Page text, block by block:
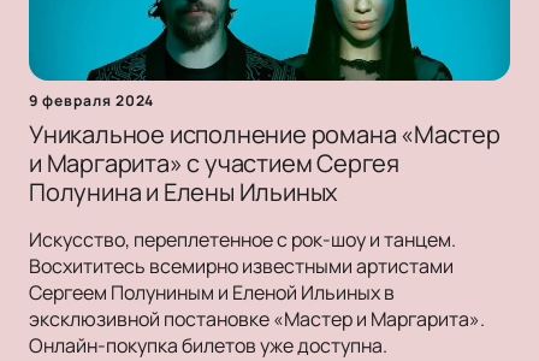
9 февраля 2024
Уникальное исполнение романа «Мастер
и Маргарита» с участием Сергея
Полунина и Елены Ильиных
Искусство, переплетенное с рок-шоу и танцем.
Восхититесь всемирно известными артистами
Сергеем Полуниным и Еленой Ильиных в
эксклюзивной постановке «Мастер и Маргарита».
Онлайн-покупка билетов уже доступна.